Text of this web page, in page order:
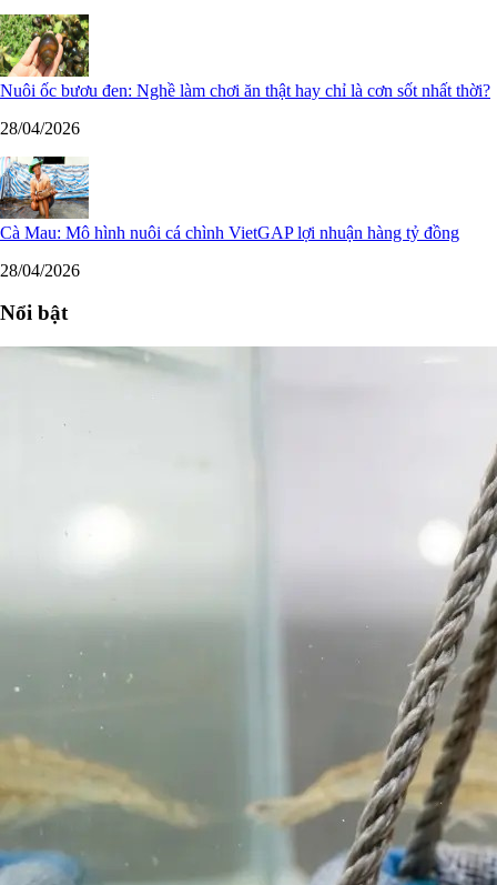
Nuôi ốc bươu đen: Nghề làm chơi ăn thật hay chỉ là cơn sốt nhất thời?
28/04/2026
Cà Mau: Mô hình nuôi cá chình VietGAP lợi nhuận hàng tỷ đồng
28/04/2026
Nổi bật